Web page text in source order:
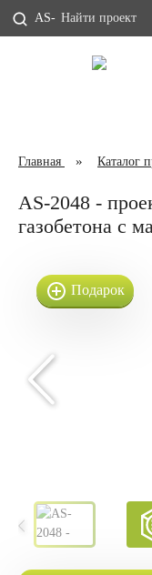
AS-
Главная Каталог
AS-2048 -
газобетона с
Подарок